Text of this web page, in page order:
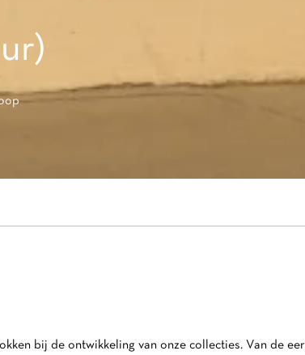
bij de ontwikkeling van onze collecties. Van de